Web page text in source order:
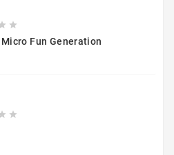

Micro Fun Generation
